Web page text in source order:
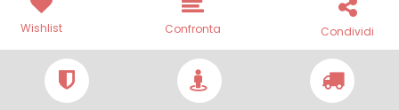
Wishlist Confronta Condividi